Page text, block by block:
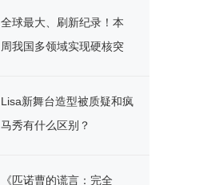
全球最大、刷新纪录！本
周我国多领域实现硬核突
Lisa新舞台造型被质疑和疯
马秀有什么区别？
《匹诺曹的谎言：完全